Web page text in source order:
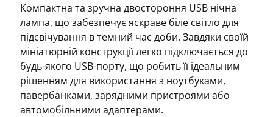
Компактна та зручна двостороння USB нічна
лампа, що забезпечує яскраве біле світло для
підсвічування в темний час доби. Завдяки своїй
мініатюрній конструкції легко підключається до
будь-якого USB-порту, що робить її ідеальним
рішенням для використання з ноутбуками,
павербанками, зарядними пристроями або
автомобільними адаптерами.